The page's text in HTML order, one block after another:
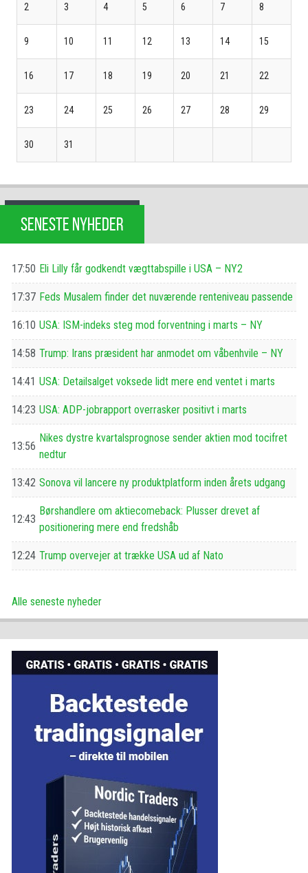
2 3 4 5 6 7 8
9 10 11 12 13 14 15
16 17 18 19 20 21 22
23 24 25 26 27 28 29
30 31
SENESTE NYHEDER
17:50 Eli Lilly får godkendt vægttabspille i USA – NY2
17:37 Feds Musalem finder det nuværende renteniveau passende
16:10 USA: ISM-indeks steg mod forventning i marts – NY
14:58 Trump: Irans præsident har anmodet om våbenhvile – NY
14:41 USA: Detailsalget voksede lidt mere end ventet i marts
14:23 USA: ADP-jobrapport overrasker positivt i marts
13:56
Nikes dystre kvartalsprognose sender aktien mod tocifret
nedtur
13:42 Sonova vil lancere ny produktplatform inden årets udgang
12:43
Børshandlere om aktiecomeback: Plusser drevet af
positionering mere end fredshåb
12:24 Trump overvejer at trække USA ud af Nato
Alle seneste nyheder